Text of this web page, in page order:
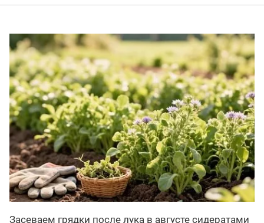
Засеваем грядки после лука в августе сидератами